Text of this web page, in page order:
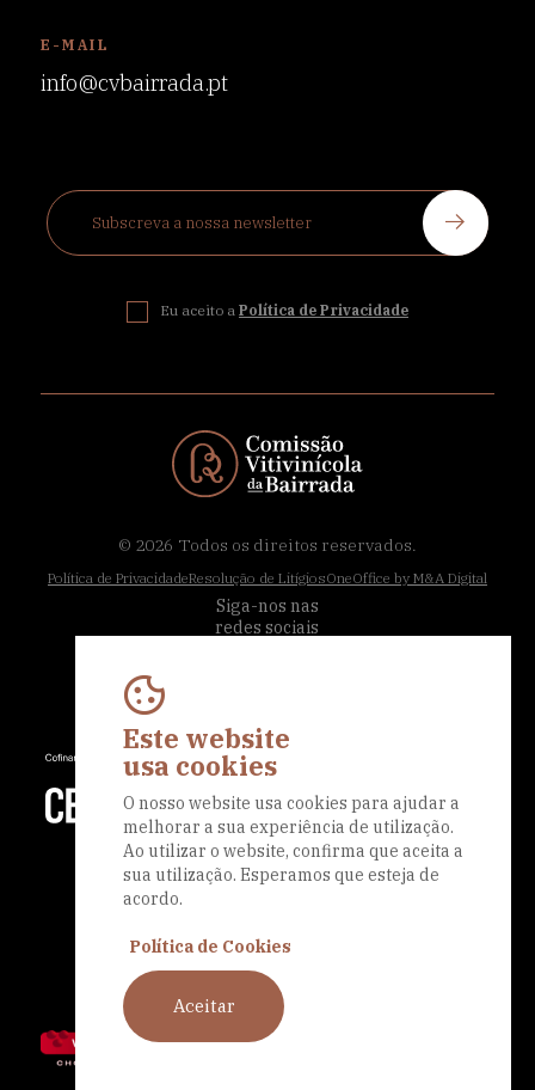
E-MAIL
info@cvbairrada.pt
Eu aceito a Política de Privacidade
© 2026 Todos os direitos reservados.
Política de PrivacidadeResolução de LitígiosOneOffice by M&A Digital
Siga-nos nas
redes sociais
Este website
usa cookies
O nosso website usa cookies para ajudar a
melhorar a sua experiência de utilização.
Ao utilizar o website, confirma que aceita a
sua utilização. Esperamos que esteja de
acordo.
Política de Cookies
Aceitar